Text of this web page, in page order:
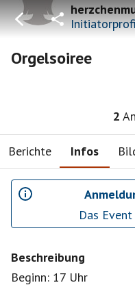
Orgelsoiree
2
Berichte Infos
Das
Beschreibung
Beginn: 17 Uhr